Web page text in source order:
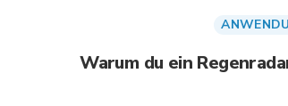
Warum du ein